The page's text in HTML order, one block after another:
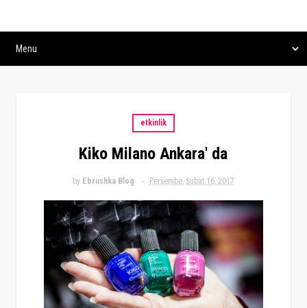
etkinlik
Kiko Milano Ankara' da
by Ebrushka Blog Perşembe, Şubat 16, 2017